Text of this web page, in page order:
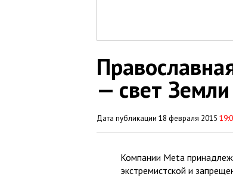
— свет
Дата публикации 18 февраля 2015
Компании Meta
экстремистской и